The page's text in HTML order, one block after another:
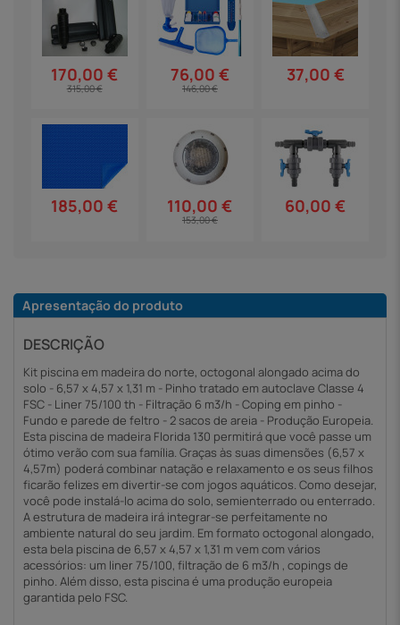
170,00 €
315,00 €
76,00 €
146,00 €
37,00 €
185,00 € 110,00 €
153,00 €
60,00 €
Apresentação do produto
DESCRIÇÃO
Kit piscina em madeira do norte, octogonal alongado acima do
solo - 6,57 x 4,57 x 1,31 m - Pinho tratado em autoclave Classe 4
FSC - Liner 75/100 th - Filtração 6 m3/h - Coping em pinho -
Fundo e parede de feltro - 2 sacos de areia - Produção Europeia.
Esta piscina de madeira Florida 130 permitirá que você passe um
ótimo verão com sua família. Graças às suas dimensões (6,57 x
4,57m) poderá combinar natação e relaxamento e os seus filhos
ficarão felizes em divertir-se com jogos aquáticos. Como desejar,
você pode instalá-lo acima do solo, semienterrado ou enterrado.
A estrutura de madeira irá integrar-se perfeitamente no
ambiente natural do seu jardim. Em formato octogonal alongado,
esta bela piscina de 6,57 x 4,57 x 1,31 m vem com vários
acessórios: um liner 75/100, filtração de 6 m3/h , copings de
pinho. Além disso, esta piscina é uma produção europeia
garantida pelo FSC.